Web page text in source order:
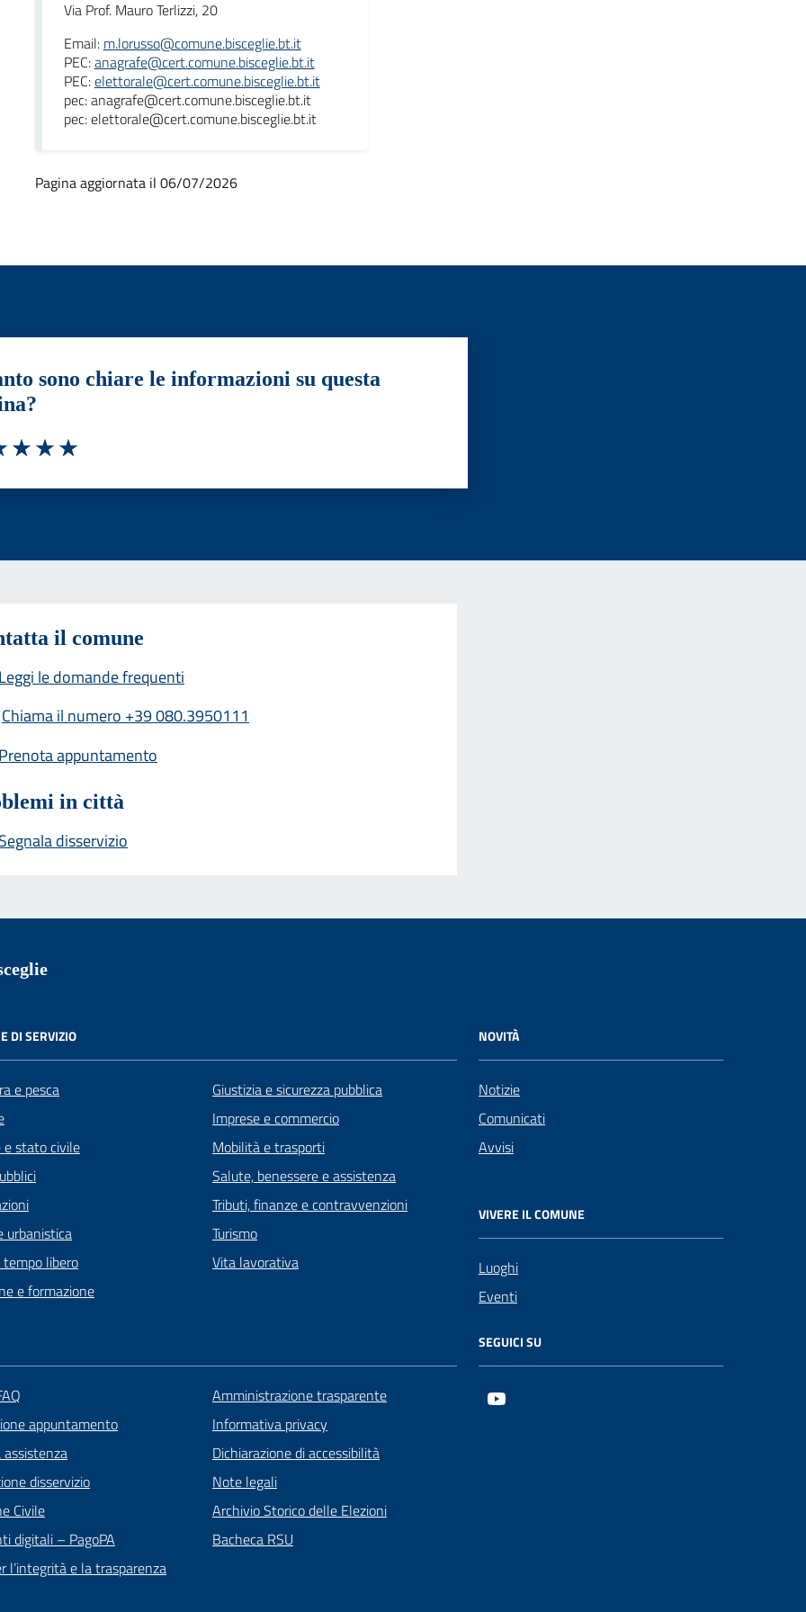
Via Prof. Mauro Terlizzi, 20
Email: m.lorusso@comune.bisceglie.bt.it
PEC:anagrafe@cert.comune.bisceglie.bt.it
PEC:elettorale@cert.comune.bisceglie.bt.it
pec: anagrafe@cert.comune.bisceglie.bt.it
pec: elettorale@cert.comune.bisceglie.bt.it
Pagina aggiornata il 06/07/2026
sono chiare le informazioni su questa
il comune
le domande frequenti
Chiama il numero +39 080.3950111
appuntamento
in città
disservizio
DI SERVIZIO
e pesca
e stato civile
urbanistica
libero
e formazione
Giustizia e sicurezza pubblica
Imprese e commercio
Mobilità e trasporti
Salute, benessere e assistenza
Tributi, finanze e contravvenzioni
Turismo
Vita lavorativa
NOVITÀ
Notizie
Comunicati
Avvisi
VIVERE IL COMUNE
Luoghi
Eventi
appuntamento
disservizio
Civile
digitali – PagoPA
l’integrità e la trasparenza
Amministrazione trasparente
Informativa privacy
Dichiarazione di accessibilità
Note legali
Archivio Storico delle Elezioni
Bacheca RSU
SEGUICI SU